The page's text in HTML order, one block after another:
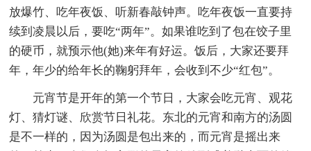
放爆竹、吃年夜饭、听新春敲钟声。吃年夜饭一直要持
续到凌晨以后，要吃“两年”。如果谁吃到了包在饺子里
的硬币，就预示他(她)来年有好运。饭后，大家还要拜
年，年少的给年长的鞠躬拜年，会收到不少“红包”。
元宵节是开年的第一个节日，大家会吃元宵、观花
灯、猜灯谜、欣赏节日礼花。东北的元宵和南方的汤圆
是不一样的，因为汤圆是包出来的，而元宵是摇出来